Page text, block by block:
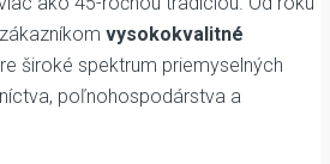
vysokokvalitné
široké spektrum priemyselných
poľnohospodárstva a